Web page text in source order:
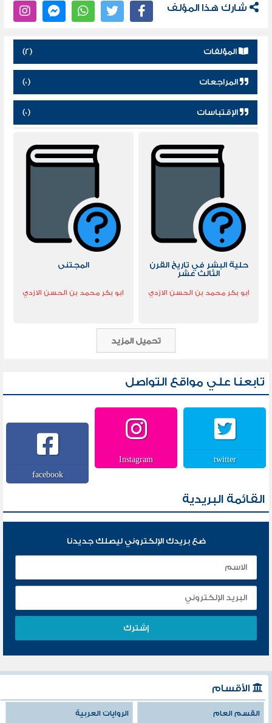
شارك هذا المؤلف
المؤلفات (2)
المراجعات (0)
الإقتباسات (0)
حلية البشر في تاريخ القرن
الثالث عشر
ابو بكر محمد بن الحسن الازدي
المجتنى
ابو بكر محمد بن الحسن الازدي
تحميل المزيد
تابعنا علي مواقع التواصل
twitter
Instagram
facebook
القائمة البريدية
ضع بريدك الإلكتروني ليصلك جديدنا
الأقسام
القسم العام الروايات العربية